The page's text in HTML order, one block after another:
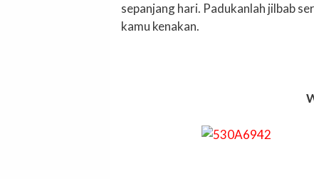
sepanjang hari. Padukanlah jilbab
kamu kenakan.